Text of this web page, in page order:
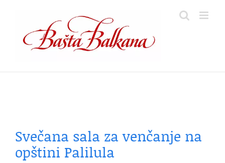
content
Svečana sala za venčanje na
opštini Palilula